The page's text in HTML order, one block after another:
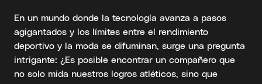
En un mundo donde la tecnología avanza a pasos
agigantados y los límites entre el rendimiento
deportivo y la moda se difuminan, surge una pregunta
intrigante: ¿Es posible encontrar un compañero que
no solo mida nuestros logros atléticos, sino que